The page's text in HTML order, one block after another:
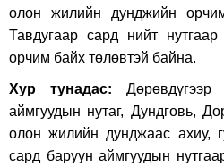
олон жилийн дунджийн
Тавдугаар сард нийт
орчим байх төлөвтэй байна.
Хур тунадас:
аймгуудын нутаг, Дундговь,
олон жилийн дунджаас ахиу,
сард баруун аймгуудын